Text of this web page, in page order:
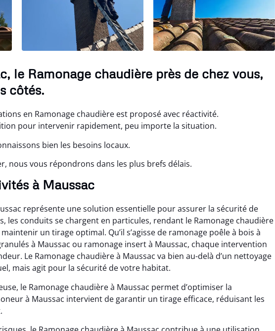
le Ramonage chaudière près de chez vous,
côtés.
en Ramonage chaudière est proposé avec réactivité.
pour intervenir rapidement, peu importe la situation.
bien les besoins locaux.
nous vous répondrons dans les plus brefs délais.
à Maussac
représente une solution essentielle pour assurer la sécurité de
les conduits se chargent en particules, rendant le Ramonage chaudière
un tirage optimal. Qu’il s’agisse de ramonage poêle à bois à
à Maussac ou ramonage insert à Maussac, chaque intervention
Le Ramonage chaudière à Maussac va bien au-delà d’un nettoyage
mais agit pour la sécurité de votre habitat.
le Ramonage chaudière à Maussac permet d’optimiser la
à Maussac intervient de garantir un tirage efficace, réduisant les